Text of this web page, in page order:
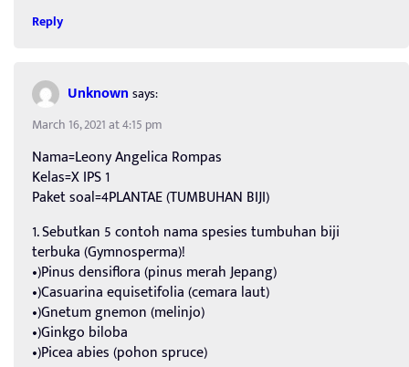
Reply
Unknown says:
March 16, 2021 at 4:15 pm
Nama=Leony Angelica Rompas
Kelas=X IPS 1
Paket soal=4PLANTAE (TUMBUHAN BIJI)
1. Sebutkan 5 contoh nama spesies tumbuhan biji
terbuka (Gymnosperma)!
•)Pinus densiflora (pinus merah Jepang)
•)Casuarina equisetifolia (cemara laut)
•)Gnetum gnemon (melinjo)
•)Ginkgo biloba
•)Picea abies (pohon spruce)